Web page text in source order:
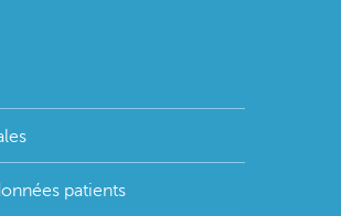
patients